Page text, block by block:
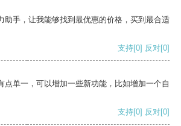
助手，让我能够找到最优惠的价格，买到最合适
支持[0] 反对[0]
点单一，可以增加一些新功能，比如增加一个自
支持[0] 反对[0]